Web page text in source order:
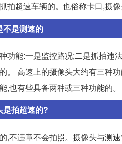
拍超速车辆的。也俗称卡口,摄
不是测速的
功能:一是监控路况;二是抓拍违
。 高速上的摄像头大约有三种
,也有些具备两种或三种功能的。
是拍超速的?
,不违章不会拍照。摄像头与测